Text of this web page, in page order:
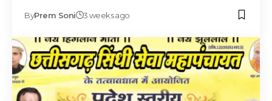
ByPrem Soni 3 weeks ago